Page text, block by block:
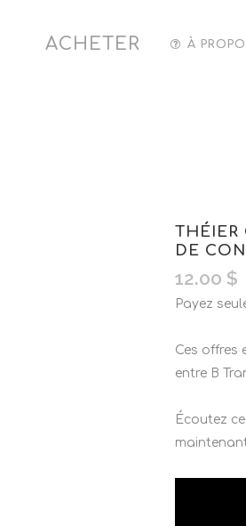
ACHETER À
THÉIER
DE
12.00 $
Payez
Ces offres
entre B
Écoutez